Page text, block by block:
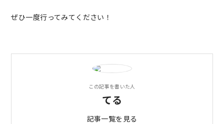
ぜひ一度行ってみてください！
この記事を書いた人
てる
記事一覧を見る